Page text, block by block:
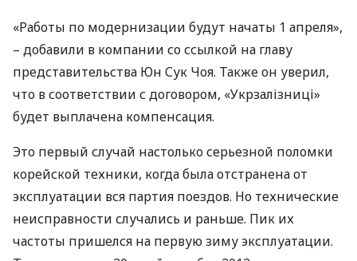
«Работы по модернизации будут начаты 1 апреля»,
– добавили в компании со ссылкой на главу
представительства Юн Сук Чоя. Также он уверил,
что в соответствии с договором, «Укрзалізниці»
будет выплачена компенсация.
Это первый случай настолько серьезной поломки
корейской техники, когда была отстранена от
эксплуатации вся партия поездов. Но технические
неисправности случались и раньше. Пик их
частоты пришелся на первую зиму эксплуатации.